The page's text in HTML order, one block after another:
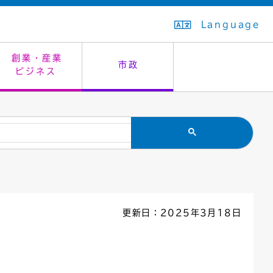
Language
創業・産業
ビジネス
市政
生活排水
市民安全
教育委員会
入学式・卒業式
救急・夜間診療
感染症
施設予約（まつぼっくり）
はたちの集い
指定管理者制度
公共事業の技術監理
議会
オープンデータ
更新日：2025年3月18日